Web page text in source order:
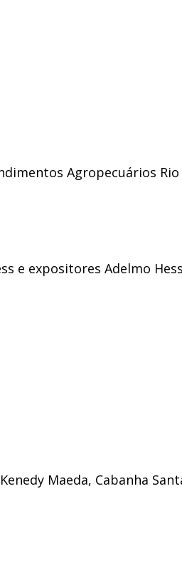
Agropecuários Rio
e expositores Adelmo
Maeda, Cabanha